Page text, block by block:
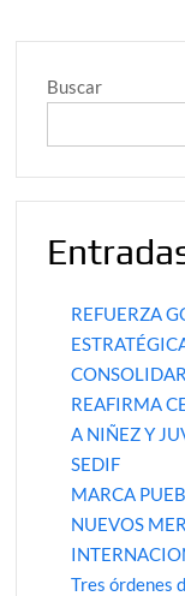
Buscar
REFUERZA
REAFIRMA
A NIÑEZ Y
SEDIF
MARCA
NUEVOS
Tres órdenes